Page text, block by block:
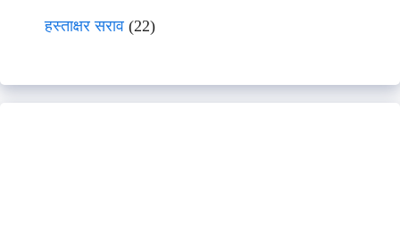
हस्ताक्षर सराव (22)